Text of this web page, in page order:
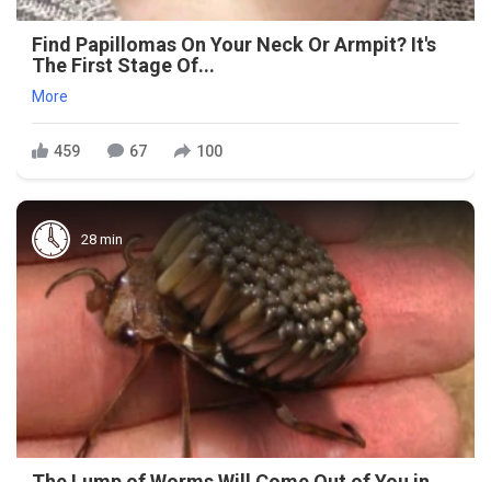
Find Papillomas On Your Neck Or Armpit? It's
The First Stage Of...
More
459 67 100
28 min